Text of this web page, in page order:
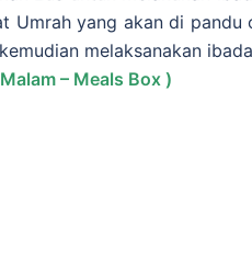
Umrah yang akan di pandu
melaksanakan
– Meals Box )